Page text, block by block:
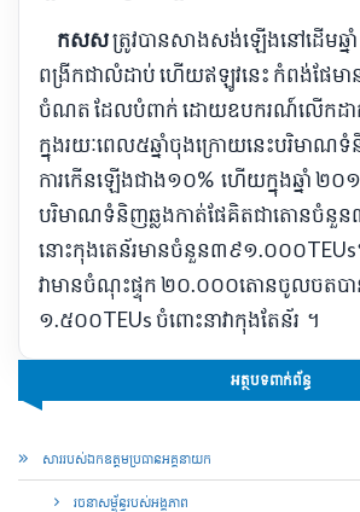
កសសត្រូវបាន​សាងសង់​ឡើង​នៅ​ដើមឆ្
ពង្រីក​ជា​លំដាប់ ហើយ​ឥឡូវនេះ កំពង់ផែ​ម
ចំណត ដែល​បំពាក់ ដោយ​ឧបករណ៍​លើកដ
ក្នុង​រយៈពេល​៥​ឆ្នាំ​ចុងក្រោយ​នេះ​បរិមាណ​ទំ
ការកើនឡើង​ជាង​១០% ហើយ​ក្នុង​ឆ្នាំ ២០
បរិមាណ​ទំនិញ​ឆ្លងកាត់​ផែ​គិត​ជា​តោន​ចំនួន​
នោះ​កុងតេន័រ​មានចំនួន​៣៩១.០០០TEUs​
វាមាន​ចំណុះ​ផ្ទុក ២០.០០០​តោន​ចូល​ចត​ប
១.៥០០TEUs ចំពោះ​នាវា​កុង​តែ​ន័រ ។
អត្ថបទពាក់ព័ន្ធ
សាររបស់ឯកឧត្តមប្រធានអគ្គនាយក
រចនាសម្ព័ន្ធរបស់អង្គភាព